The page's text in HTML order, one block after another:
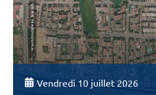
Vendredi 10 juillet 2026